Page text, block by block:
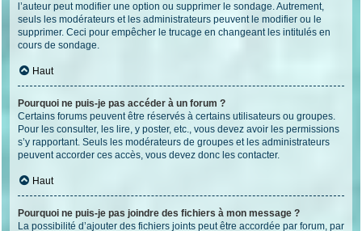
l’auteur peut modifier une option ou supprimer le sondage. Autrement,
seuls les modérateurs et les administrateurs peuvent le modifier ou le
supprimer. Ceci pour empêcher le trucage en changeant les intitulés en
cours de sondage.
Haut
Pourquoi ne puis-je pas accéder à un forum ?
Certains forums peuvent être réservés à certains utilisateurs ou groupes.
Pour les consulter, les lire, y poster, etc., vous devez avoir les permissions
s’y rapportant. Seuls les modérateurs de groupes et les administrateurs
peuvent accorder ces accès, vous devez donc les contacter.
Haut
Pourquoi ne puis-je pas joindre des fichiers à mon message ?
La possibilité d’ajouter des fichiers joints peut être accordée par forum, par